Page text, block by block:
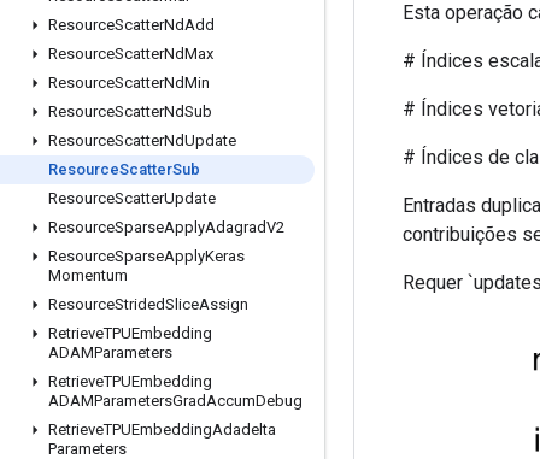
ResourceScatterNdAdd
ResourceScatterNdMax
ResourceScatterNdMin
ResourceScatterNdSub
ResourceScatterNdUpdate
ResourceScatterSub
ResourceScatterUpdate
ResourceSparseApplyAdagradV2
ResourceSparseApplyKeras
Momentum
ResourceStridedSliceAssign
RetrieveTPUEmbedding
ADAMParameters
RetrieveTPUEmbedding
ADAMParametersGradAccumDebug
RetrieveTPUEmbeddingAdadelta
Parameters
Esta operação
# Índices
# Índices
# Índices de
Entradas
contribuições
Requer